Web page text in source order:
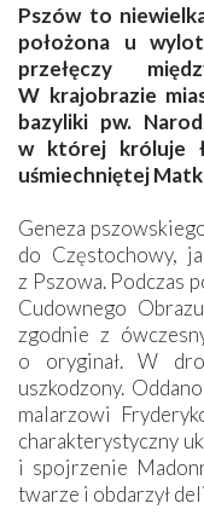
Pszów to
położona u
przełęczy
W krajobrazie
bazyliki pw.
w której króluje
uśmiechniętej
Geneza
do Częstochowy,
z Pszowa. Podczas
Cudownego
zgodnie z
o oryginał. W
uszkodzony.
malarzowi
charakterystyczny
i spojrzenie
twarze i obdarzył